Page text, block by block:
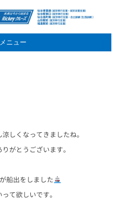
メニュー
しくなってきましたね。
がとうございます。
船出をしました
て欲しいです。